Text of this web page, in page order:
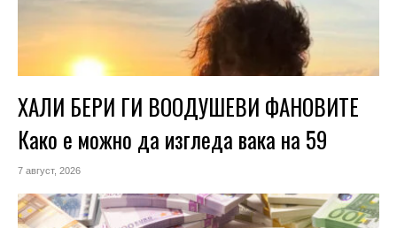
ХАЛИ БЕРИ ГИ ВООДУШЕВИ ФАНОВИТЕ
Како е можно да изгледа вака на 59
7 август, 2026